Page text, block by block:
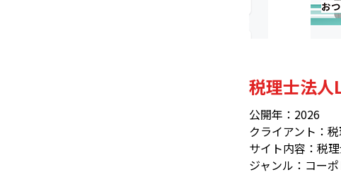
税理士法人
公開年：2026
クライアント：
サイト内容：税
ジャンル：コー